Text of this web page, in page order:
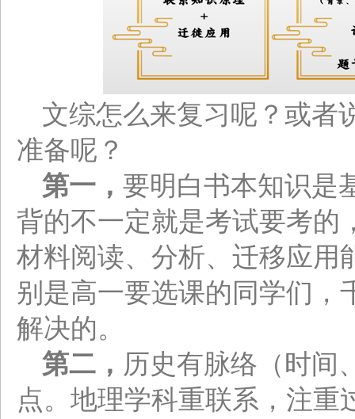
文综怎么来复习呢？或者
准备呢？
第一， 要明白书本知识是
背的不一定就是考试要考的
材料阅读、分析、迁移应用
别是高一要选课的同学们，
解决的。
第二， 历史有脉络（时间
点。地理学科重联系，注重